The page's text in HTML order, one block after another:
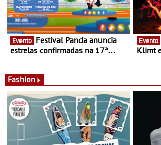
Evento
estrelas confirmadas na 17ª
Evento
Klimt
Fashion